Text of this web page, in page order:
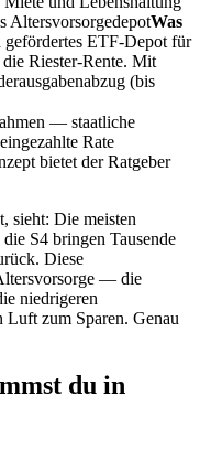
AltersvorsorgedepotWas
gefördertes ETF-Depot für
Riester-Rente. Mit
(bis
— staatliche
Rate
bietet der Ratgeber
sieht: Die meisten
S4 bringen Tausende
Diese
— die
niedrigeren
Luft zum Sparen. Genau
du in